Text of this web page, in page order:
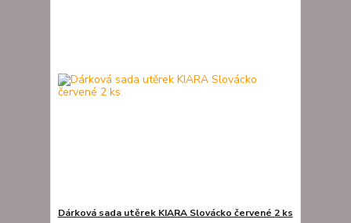
Dárková sada utěrek KIARA Slovácko červené 2 ks